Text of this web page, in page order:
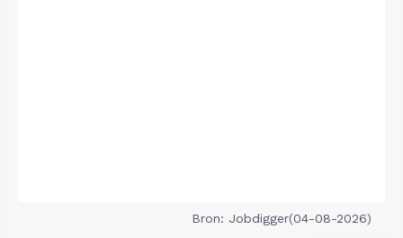
Bron: Jobdigger(04-08-2026)